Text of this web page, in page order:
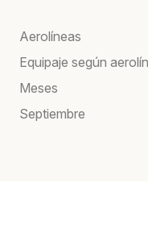
Aerolíneas
Equipaje según
Meses
Septiembre